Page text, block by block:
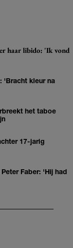
haar libido: 'Ik vond
'Bracht kleur na
het taboe
17-jarig
Faber: 'Hij had